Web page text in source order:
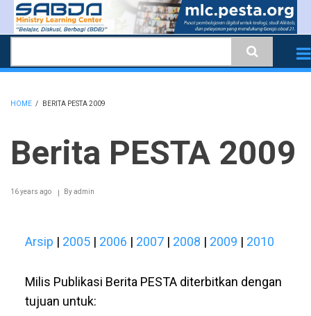
Skip
content
HOME / BERITA PESTA 2009
Berita PESTA 2009
16 years ago Byadmin
Arsip | 2005 | 2006 | 2007 | 2008 | 2009 | 2010
Milis Publikasi Berita PESTA diterbitkan dengan
tujuan untuk: